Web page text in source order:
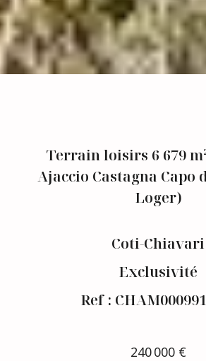
Terrain loisirs 6 679
Ajaccio Castagna Capo
Loger)
Coti-Chiavari
Exclusivité
Ref :
240 000 €